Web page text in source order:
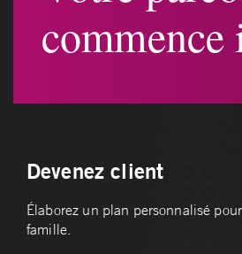
commence
Devenez client
Élaborez un plan personnalisé
famille.